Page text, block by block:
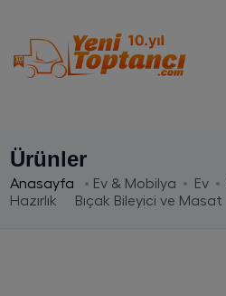
Ürünler
Anasayfa Ev & Mobilya Ev
Hazırlık
Bıçak Bileyici ve Masat